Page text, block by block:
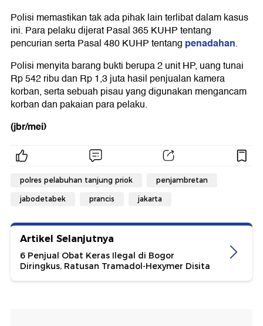
Polisi memastikan tak ada pihak lain terlibat dalam kasus
ini. Para pelaku dijerat Pasal 365 KUHP tentang
pencurian serta Pasal 480 KUHP tentang penadahan.
Polisi menyita barang bukti berupa 2 unit HP, uang tunai
Rp 542 ribu dan Rp 1,3 juta hasil penjualan kamera
korban, serta sebuah pisau yang digunakan mengancam
korban dan pakaian para pelaku.
(jbr/mei)
polres pelabuhan tanjung priok penjambretan
jabodetabek prancis jakarta
Artikel Selanjutnya
6 Penjual Obat Keras Ilegal di Bogor
Diringkus, Ratusan Tramadol-Hexymer Disita